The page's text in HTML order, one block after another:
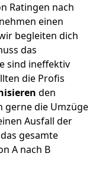
Ratingen nach
einen
begleiten dich
das
sind ineffektiv
die Profis
den
gerne die Umzüge
Ausfall der
gesamte
A nach B